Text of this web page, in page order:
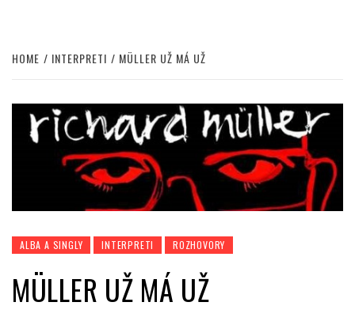
HOME INTERPRETI MÜLLER UŽ MÁ UŽ
ALBA A SINGLY INTERPRETI ROZHOVORY
MÜLLER UŽ MÁ UŽ